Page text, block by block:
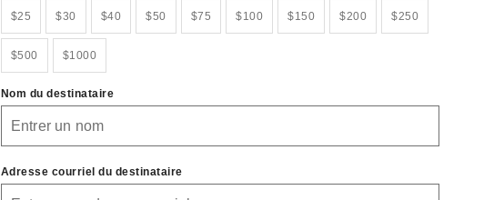
$25 $30 $40 $50 $75 $100 $150 $200 $250
$500 $1000
Nom du destinataire
Adresse courriel du destinataire